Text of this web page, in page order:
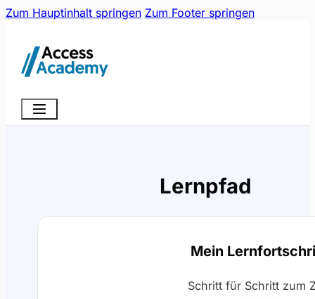
Zum Hauptinhalt springen Zum Footer springen
Lernpfad
Mein
Schritt für Schritt zum